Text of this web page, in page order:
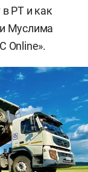
РТ и как
Муслима
Online».